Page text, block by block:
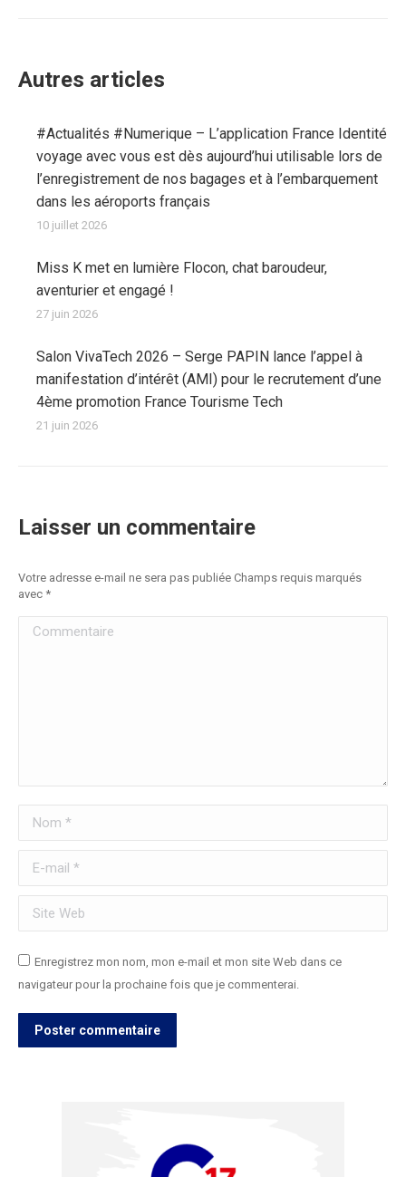
Autres articles
#Actualités #Numerique – L’application France Identité
voyage avec vous est dès aujourd’hui utilisable lors de
l’enregistrement de nos bagages et à l’embarquement
dans les aéroports français
10 juillet 2026
Miss K met en lumière Flocon, chat baroudeur,
aventurier et engagé !
27 juin 2026
Salon VivaTech 2026 – Serge PAPIN lance l’appel à
manifestation d’intérêt (AMI) pour le recrutement d’une
4ème promotion France Tourisme Tech
21 juin 2026
Laisser un commentaire
Votre adresse e-mail ne sera pas publiée Champs requis marqués
avec *
Commentaire
Nom *
E-mail *
Site Web
Enregistrez mon nom, mon e-mail et mon site Web dans ce
navigateur pour la prochaine fois que je commenterai.
Poster commentaire